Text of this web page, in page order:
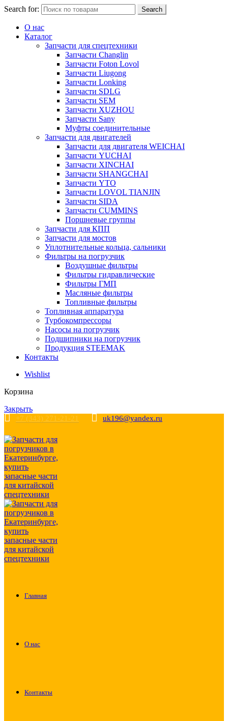
Search for: Search
О нас
Каталог
Запчасти для спецтехники
Запчасти Changlin
Запчасти Foton Lovol
Запчасти Liugong
Запчасти Lonking
Запчасти SDLG
Запчасти SEM
Запчасти XUZHOU
Запчасти Sany
Муфты соединительные
Запчасти для двигателей
Запчасти для двигателя WEICHAI
Запчасти YUCHAI
Запчасти XINCHAI
Запчасти SHANGCHAI
Запчасти YTO
Запчасти LOVOL TIANJIN
Запчасти SIDA
Запчасти CUMMINS
Поршневые группы
Запчасти для КПП
Запчасти для мостов
Уплотнительные кольца, сальники
Фильтры на погрузчик
Воздушные фильтры
Фильтры гидравлические
Фильтры ГМП
Масляные фильтры
Топливные фильтры
Топливная аппаратура
Турбокомпрессоры
Насосы на погрузчик
Подшипники на погрузчик
Продукция STEEMAK
Контакты
Wishlist
Корзина
Закрыть
+7 (343) 271-21-21 uk196@yandex.ru
Главная
О нас
Контакты